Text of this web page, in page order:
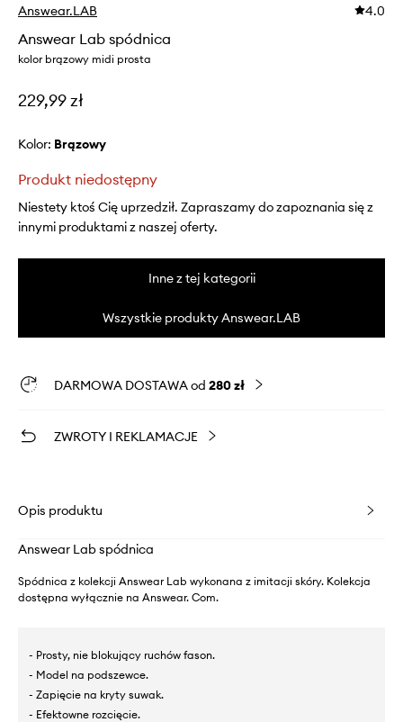
Answear.LAB 4.0
Answear Lab spódnica
kolor brązowy midi prosta
229,99 zł
Kolor: brązowy
Produkt niedostępny
Niestety ktoś Cię uprzedził. Zapraszamy do zapoznania się z
innymi produktami z naszej oferty.
Inne z tej kategorii
Wszystkie produkty Answear.LAB
DARMOWA DOSTAWA od 280 zł
ZWROTY I REKLAMACJE
Opis produktu
Answear Lab spódnica
Spódnica z kolekcji Answear Lab wykonana z imitacji skóry. Kolekcja
dostępna wyłącznie na Answear. Com.
- Prosty, nie blokujący ruchów fason.
- Model na podszewce.
- Zapięcie na kryty suwak.
- Efektowne rozcięcie.